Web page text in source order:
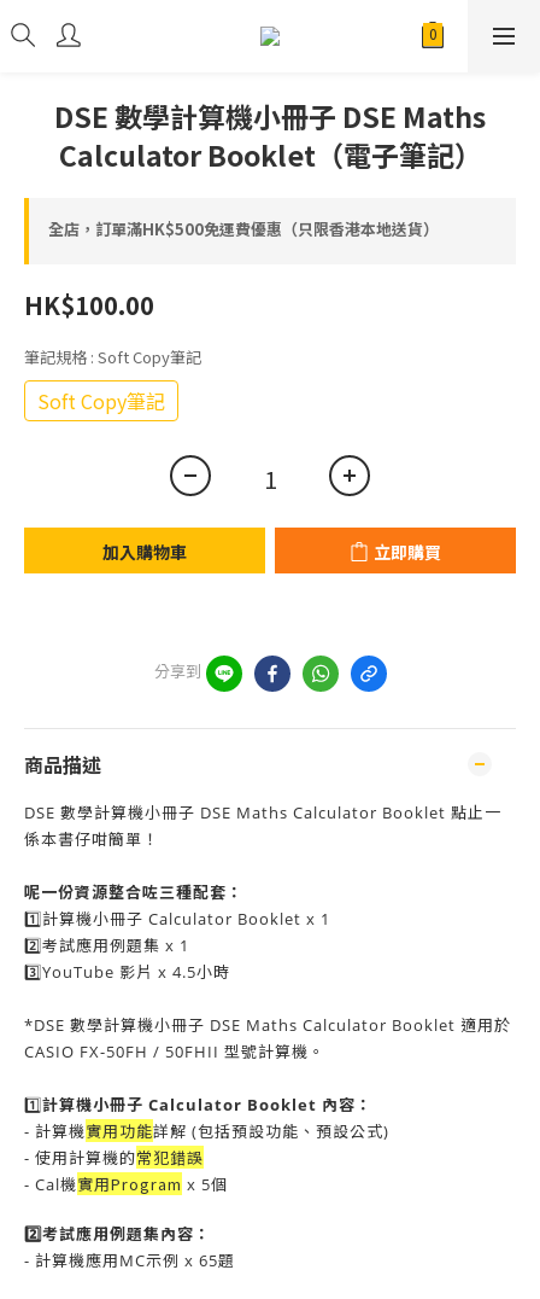
DSE 數學計算機小冊子 DSE Maths
Calculator Booklet（電子筆記）
全店，訂單滿HK$500免運費優惠（只限香港本地送貨）
HK$100.00
筆記規格 : Soft Copy筆記
Soft Copy筆記
加入購物車 立即購買
分享到
商品描述
DSE 數學計算機小冊子 DSE Maths Calculator Booklet 點止一
係本書仔咁簡單！
呢一份資源整合咗三種配套：
1️⃣計算機小冊子 Calculator Booklet x 1
2️⃣考試應用例題集 x 1
3️⃣YouTube 影片 x 4.5小時
*DSE 數學計算機小冊子 DSE Maths Calculator Booklet 適用於
CASIO FX-50FH / 50FHII 型號計算機。
1️⃣計算機小冊子 Calculator Booklet 內容：
- 計算機實用功能詳解 (包括預設功能、預設公式)
- 使用計算機的常犯錯誤
- Cal機實用Program x 5個
2️⃣考試應用例題集內容：
- 計算機應用MC示例 x 65題